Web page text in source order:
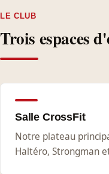
LE CLUB
Trois espaces
Salle CrossFit
Notre plateau
Haltéro, Strongman